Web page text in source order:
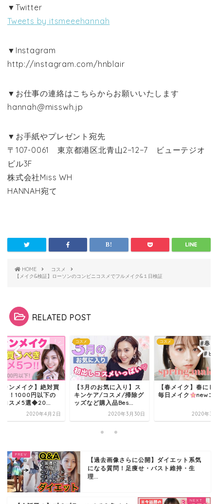
▼Twitter
Tweets by itsmeeehannah
▼Instagram
http://instagram.com/hnblair
▼お仕事の連絡はこちらからお願いいたします
hannah@misswh.jp
▼お手紙やプレゼント宛先
〒107-0061 東京都港区北青山2−12−7 ビューテジオ
ビル3F
株式会社Miss WH
HANNAH宛て
HOME
コスメ
【メイク&検証】ローソンのコンビニコスメでフルメイク&１日検証
RELATED POST
ャンメイク】絶対買
き！1000円以下の
コスメ5選◆20...
2020年4月2日
コスメ
【3月のお気に入り】ス
キンケア/コスメ/掃除グ
ッズなど購入品Bes...
2020年3月30日
コスメ
【春メイク】春にし
毎日メイク
newコ
2020年3
【過去画像さらに公開】ダイエット系気
になる質問！足痩せ・バスト維持・生
理...